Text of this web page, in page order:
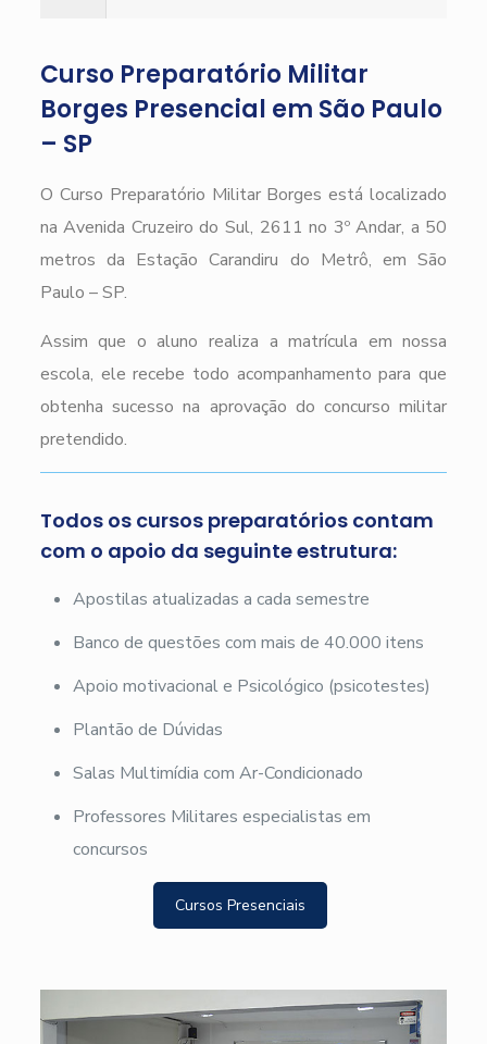
Curso Preparatório Militar
Borges Presencial em São Paulo
– SP
O Curso Preparatório Militar Borges está localizado
na Avenida Cruzeiro do Sul, 2611 no 3º Andar, a 50
metros da Estação Carandiru do Metrô, em São
Paulo – SP.
Assim que o aluno realiza a matrícula em nossa
escola, ele recebe todo acompanhamento para que
obtenha sucesso na aprovação do concurso militar
pretendido.
Todos os cursos preparatórios contam
com o apoio da seguinte estrutura:
Apostilas atualizadas a cada semestre
Banco de questões com mais de 40.000 itens
Apoio motivacional e Psicológico (psicotestes)
Plantão de Dúvidas
Salas Multimídia com Ar-Condicionado
Professores Militares especialistas em
concursos
Cursos Presenciais